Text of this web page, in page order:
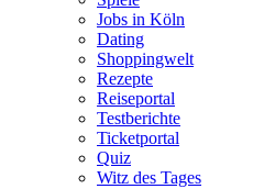
Jobs in Köln
Dating
Shoppingwelt
Rezepte
Reiseportal
Testberichte
Ticketportal
Quiz
Witz des Tages